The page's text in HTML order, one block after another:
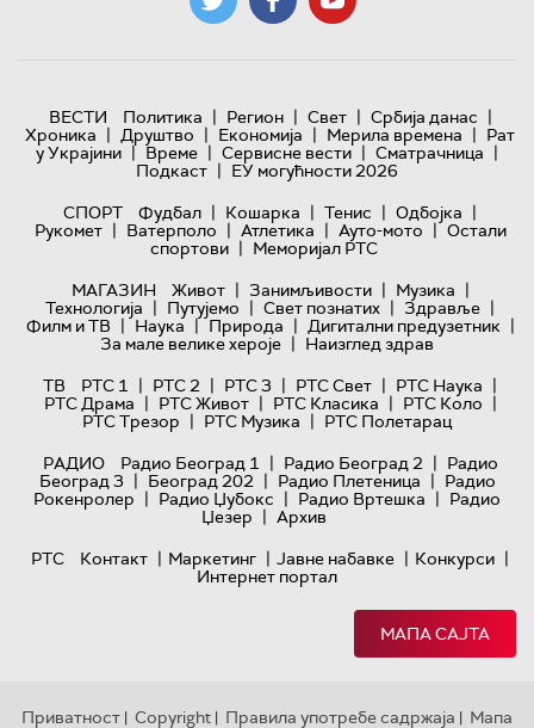
ВЕСТИ Политика | Регион | Свет | Србија данас |
Хроника | Друштво | Економија | Мерила времена | Рат
у Украјини | Време | Сервисне вести | Сматрачница |
Подкаст | ЕУ могућности 2026
СПОРТ
Фудбал | Кошарка | Тенис | Одбојка |
Рукомет | Ватерполо | Атлетика | Ауто-мото | Остали
спортови | Меморијал РТС
МАГАЗИН
Живот | Занимљивости | Музика |
Технологијa | Путујемо | Свет познатих | Здравље |
Филм и ТВ | Наука | Природа | Дигитални предузетник |
За мале велике хероје | Наизглед здрав
ТВ
РТС 1 | РТС 2 | РТС 3 | РТС Свет | РТС Наука |
РТС Драма | РТС Живот | РТС Класика | РТС Коло |
РТС Трезор | РТС Музика | РТС Полетарац
РАДИО
Радио Београд 1 | Радио Београд 2 | Радио
Београд 3 | Београд 202 | Радио Плетеница | Радио
Рокенролер | Радио Џубокс | Радио Вртешка | Радио
Џезер | Архив
РТС
Контакт | Маркетинг | Јавне набавке | Конкурси |
Интернет портал
МАПА САЈТА
Приватност | Copyright | Правила употребе садржаја | Мапа